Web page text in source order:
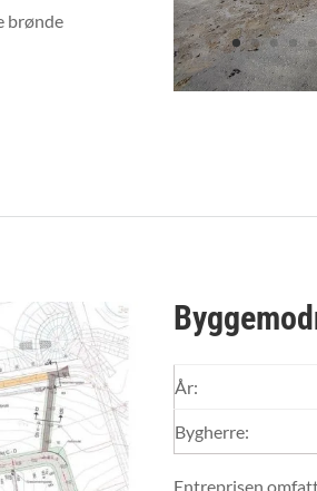
brønde
År:
Bygherre:
Entreprisen